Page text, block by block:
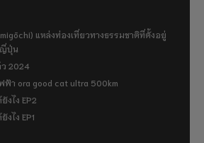
แหล่งท่องเที่ยวทางธรรมชาติที่ตั้งอยู่
ญี่ปุ่น
2024
ฟ้า ora good cat ultra 500km
งไง EP2
งไง EP1